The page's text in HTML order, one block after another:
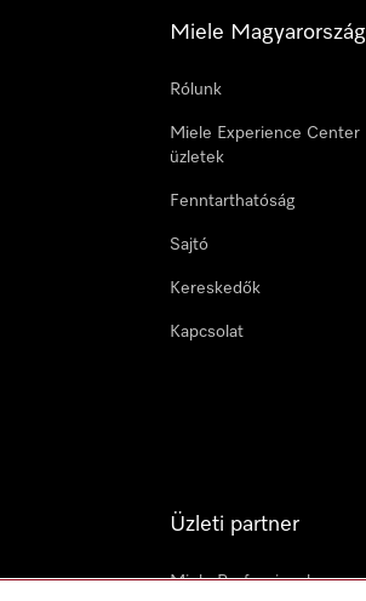
Miele Magyarország
Rólunk
Miele Experience Center
üzletek
Fenntarthatóság
Sajtó
Kereskedők
Kapcsolat
Üzleti partner
Miele Professional